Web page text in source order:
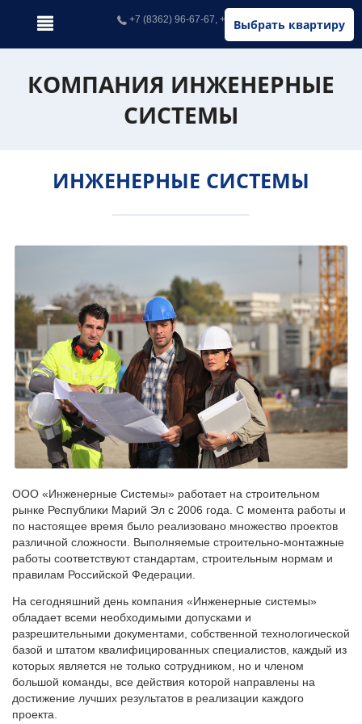
Выбрать квартиру
+7 (8362) 96-67-67, +7 (902) 326-67-67
КОМПАНИЯ ИНЖЕНЕРНЫЕ
СИСТЕМЫ
ИНЖЕНЕРНЫЕ СИСТЕМЫ
ООО «Инженерные Системы» работает на строительном
рынке Республики Марий Эл с 2006 года. С момента работы и
по настоящее время было реализовано множество проектов
различной сложности. Выполняемые строительно-монтажные
работы соответствуют стандартам, строительным нормам и
правилам Российской Федерации.
На сегодняшний день компания «Инженерные системы»
обладает всеми необходимыми допусками и
разрешительными документами, собственной технологической
базой и штатом квалифицированных специалистов, каждый из
которых является не только сотрудником, но и членом
большой команды, все действия которой направлены на
достижение лучших результатов в реализации каждого
проекта.